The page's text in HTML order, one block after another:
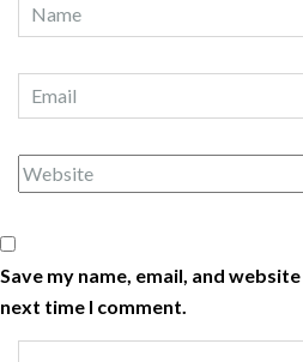
Save my name, email, and
next time I comment.